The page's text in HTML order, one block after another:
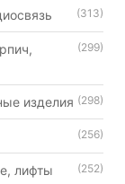
(313)
(299)
изделия (298)
(256)
лифты (252)